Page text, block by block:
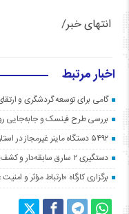
انتهای خبر/
اخبار مرتبط
گامی برای توسعه گردشگری و
بررسی طرح فینسک و جابه‌جایی
۵۴۹۲ دستگاه ماینر غیرمجاز در استان سمنان جمع‌آوری شد
دستگیری ۲ سارق سابقه‌دار و کشف خودروی سرقتی در مهدیشهر
برگزاری کارگاه «ارتباط مؤثر و